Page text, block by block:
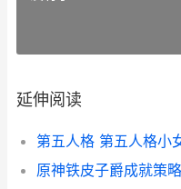
延伸阅读
第五人格 第五人格小
原神铁皮子爵成就策